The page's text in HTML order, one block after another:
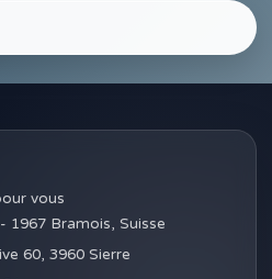
vous
1967 Bramois, Suisse
60, 3960 Sierre